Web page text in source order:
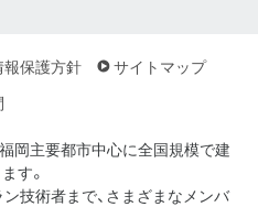
保護方針
サイトマップ
岡主要都市中心に全国規模で建
す。
技術者まで、さまざまなメンバ